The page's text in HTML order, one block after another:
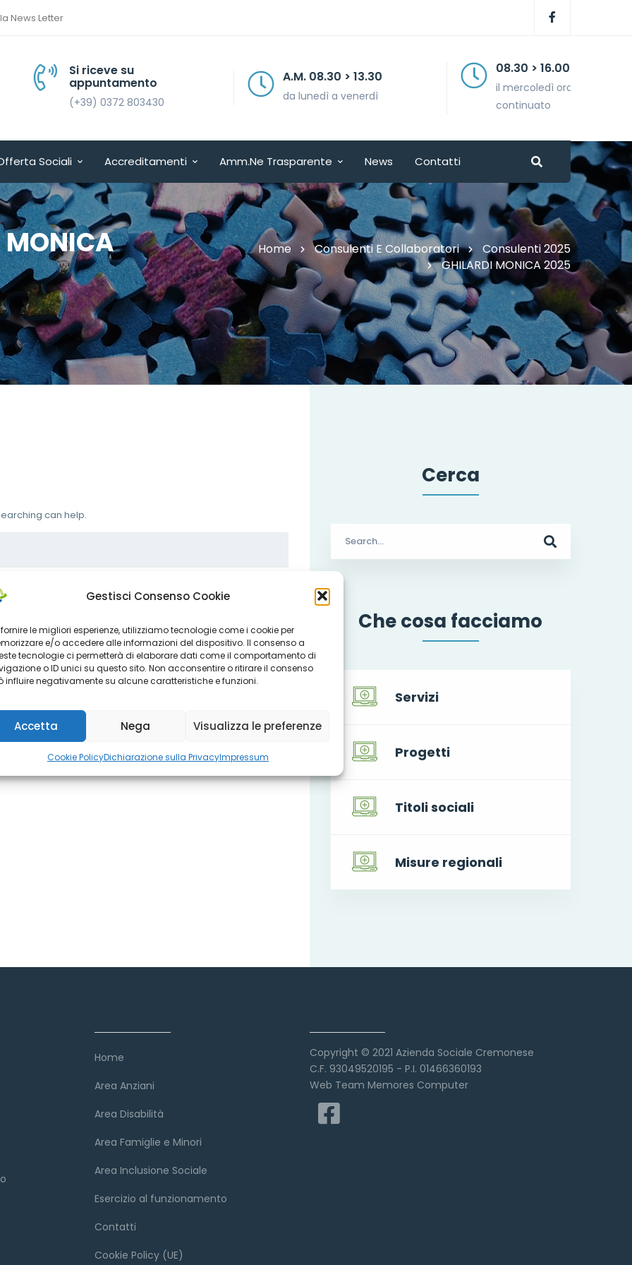
Gestisci Consenso Cookie
fornire le migliori esperienze, utilizziamo tecnologie come i cookie per
e/o accedere alle informazioni del dispositivo. Il consenso a
tecnologie ci permetterà di elaborare dati come il comportamento di
o ID unici su questo sito. Non acconsentire o ritirare il consenso
influire negativamente su alcune caratteristiche e funzioni.
Accetta Nega Visualizza le preferenze
Cookie PolicyDichiarazione sulla PrivacyImpressum
News Letter
Si riceve su
appuntamento
(+39) 0372 803430
A.M. 08.30 > 13.30
da lunedì a venerdì
08.30 > 16.00
il mercoledì orario
Sociali Accreditamenti Amm.ne Trasparente News Contatti
Home Consulenti E Collaboratori
Consulenti 2025
GHILARDI MONICA 2025
can help.
Cerca
for:
Che cosa facciamo
Servizi
Progetti
Titoli sociali
Misure regionali
Home
Area Anziani
Area Disabilità
Area Famiglie e Minori
Area Inclusione Sociale
Esercizio al funzionamento
Contatti
Cookie Policy (UE)
Copyright © 2021 Azienda Sociale Cremonese
C.F. 93049520195 - P.I. 01466360193
Web Team Memores Computer